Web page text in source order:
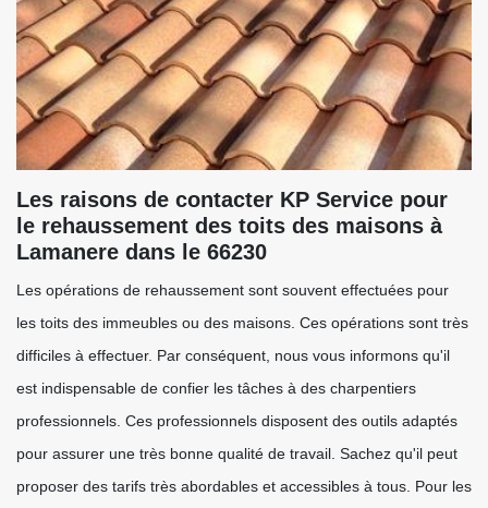
Les raisons de contacter KP Service pour
le rehaussement des toits des maisons à
Lamanere dans le 66230
Les opérations de rehaussement sont souvent effectuées pour
les toits des immeubles ou des maisons. Ces opérations sont très
difficiles à effectuer. Par conséquent, nous vous informons qu'il
est indispensable de confier les tâches à des charpentiers
professionnels. Ces professionnels disposent des outils adaptés
pour assurer une très bonne qualité de travail. Sachez qu'il peut
proposer des tarifs très abordables et accessibles à tous. Pour les